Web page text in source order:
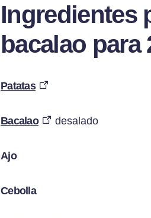
Ingredientes
bacalao para
Patatas
Bacalao desalado
Ajo
Cebolla